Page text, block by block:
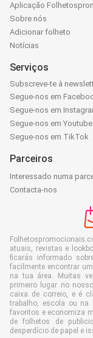
Aplicação
Sobre nós
Adicionar folheto
Notícias
Serviços
Subscreve-te à
Segue-nos em
Segue-nos em
Segue-nos em Youtube
Segue-nos em TikTok
Parceiros
Interessado numa
Contacta-nos
atuais, revistas e
ficarás informado
facilmente encontrar
na tua área. Muitas
primeiro lugar no
caixa de correio, e é
trabalho, escola ou na
favoritos e economiza
de folhetos de
desperdício de papel e